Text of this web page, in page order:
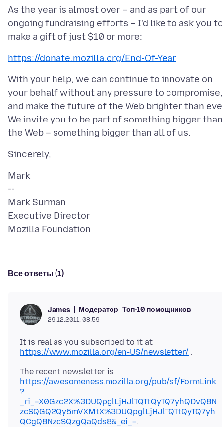
As the year is almost over – and as part of our
ongoing fundraising efforts – I'd like to ask you
https://donate.mozilla.org/End-Of-Year
With your help, we can continue to innovate on
your behalf without any pressure to compromise,
and make the future of the Web brighter than
We invite you to be part of something bigger than
Mark
--
Mark Surman
Executive Director
Все ответы (1)
James Модератор Топ-10 помощников
29.12.2011, 08:59
It is real as you subscribed to it at
https://www.mozilla.org/en-US/newsletter/
The recent newsletter is
https://awesomeness.mozilla.org/pub/sf/FormLink
?
_ri_=X0Gzc2X%3DUQpglLjHJlTQTtQyTQ7yhQDvQ8N
zcSQGQ2Qy5mVXMtX%3DUQpglLjHJlTQTtQyTQ7yh
QCgQ8NzcSQzgQaQds8&_ei_=